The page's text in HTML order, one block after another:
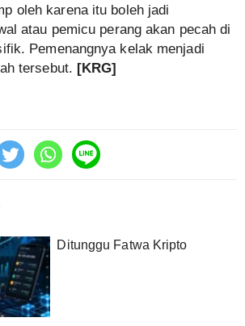
oleh karena itu boleh jadi
atau pemicu perang akan pecah di
Pemenangnya kelak menjadi
tersebut. [KRG]
Ditunggu Fatwa Kripto